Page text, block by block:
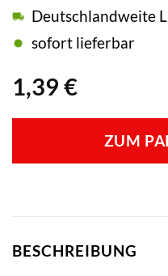
1,39 €
Deutschlandweite
sofort lieferbar
ZUM
BESCHREIBUNG